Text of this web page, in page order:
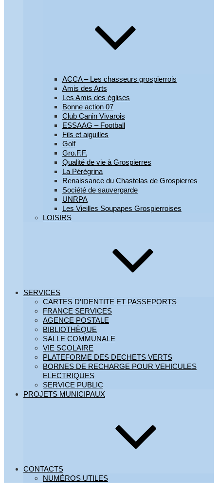
ACCA – Les chasseurs grospierrois
Amis des Arts
Les Amis des églises
Bonne action 07
Club Canin Vivarois
ESSAAG – Football
Fils et aiguilles
Golf
Gro.F.F.
Qualité de vie à Grospierres
La Pérégrina
Renaissance du Chastelas de Grospierres
Société de sauvergarde
UNRPA
Les Vieilles Soupapes Grospierroises
LOISIRS
SERVICES
CARTES D’IDENTITE ET PASSEPORTS
FRANCE SERVICES
AGENCE POSTALE
BIBLIOTHÈQUE
SALLE COMMUNALE
VIE SCOLAIRE
PLATEFORME DES DECHETS VERTS
BORNES DE RECHARGE POUR VEHICULES
ELECTRIQUES
SERVICE PUBLIC
PROJETS MUNICIPAUX
CONTACTS
NUMÉROS UTILES